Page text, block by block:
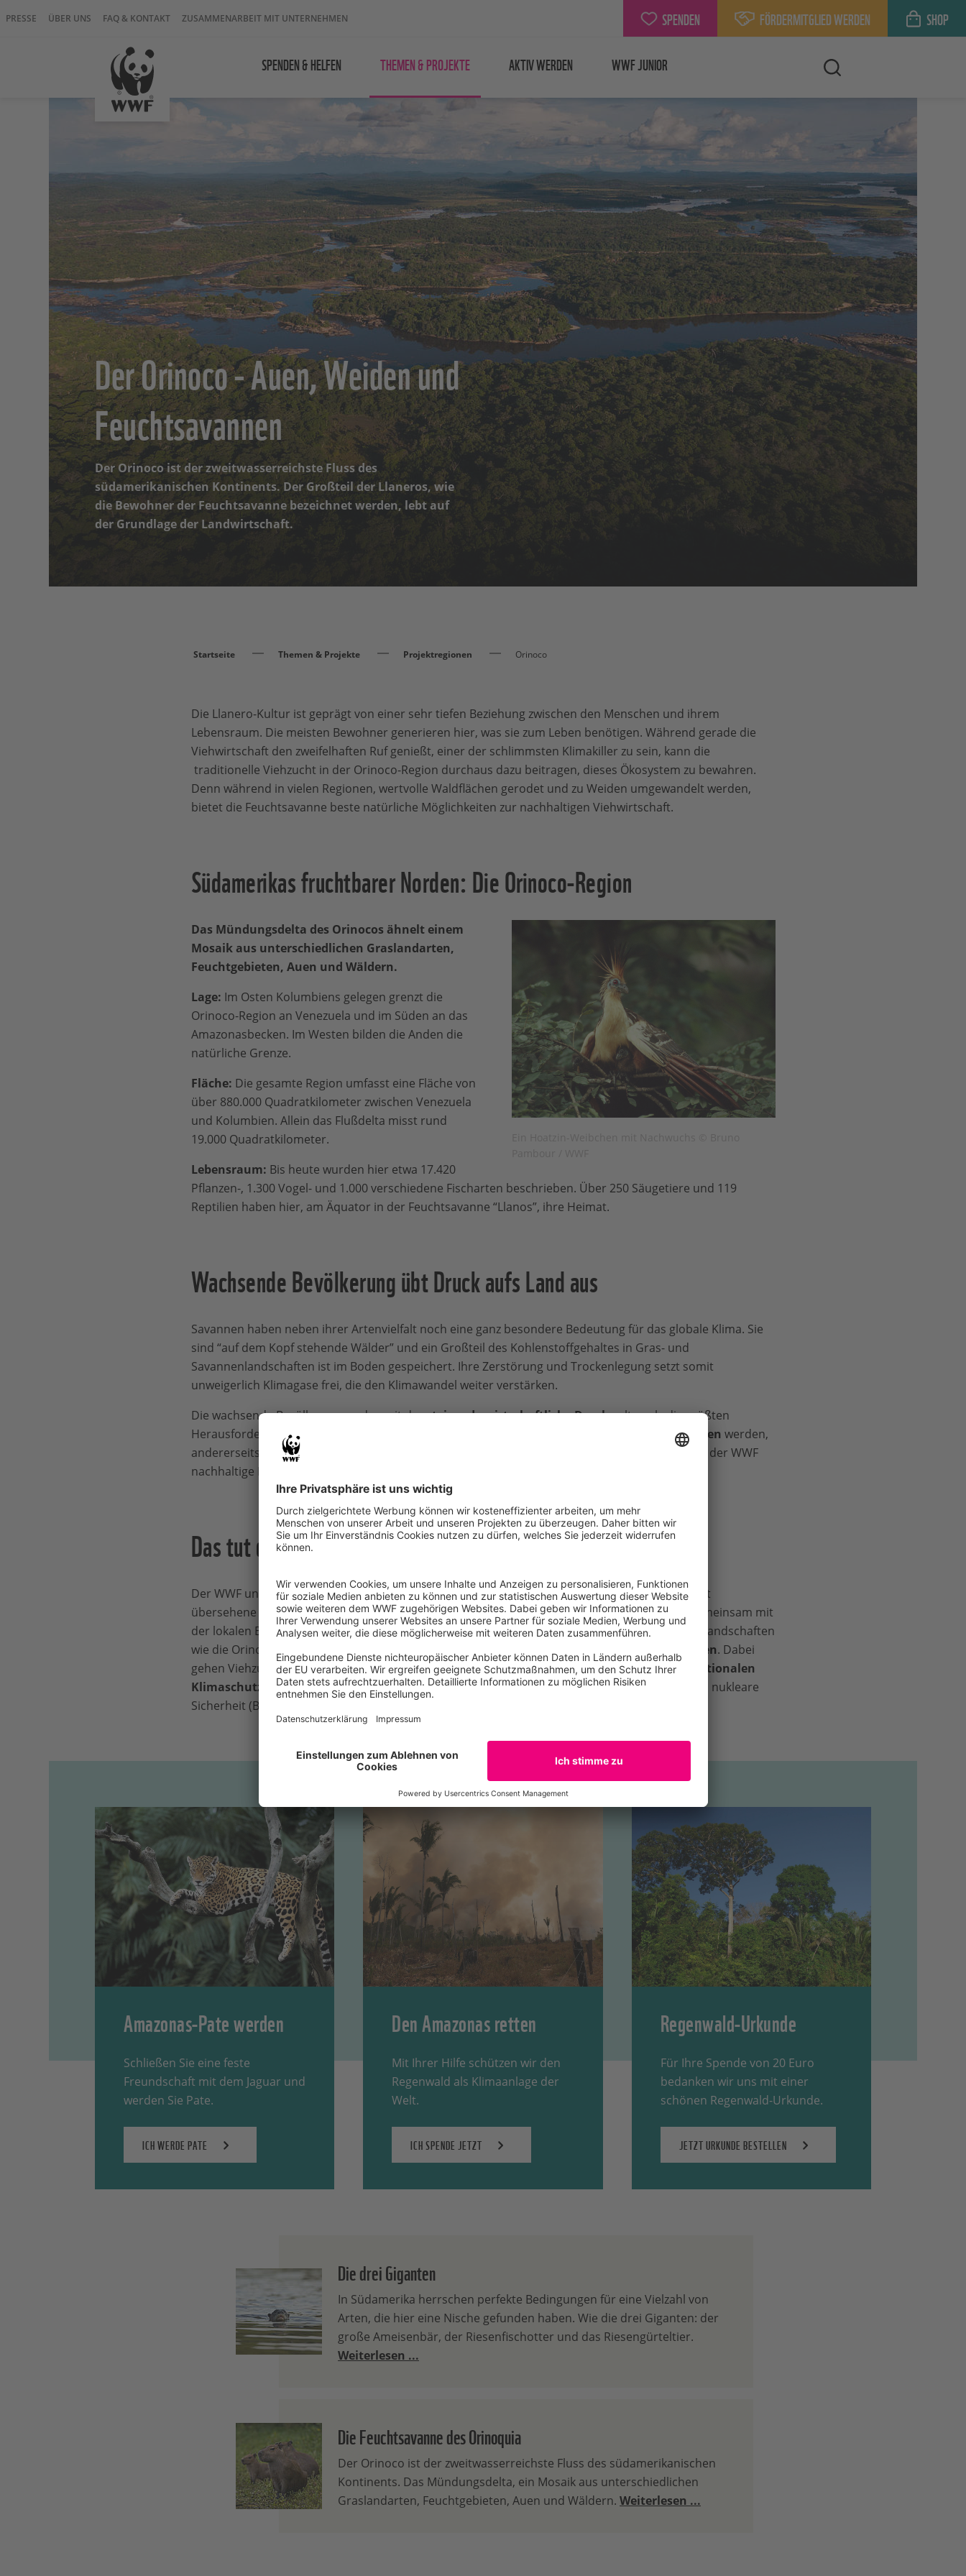
PRESSE ÜBER UNS FAQ & KONTAKT ZUSAMMENARBEIT MIT UNTERNEHMEN SPENDEN FÖRDERMITGLIED WERDEN SHOP
SPENDEN & HELFEN THEMEN & PROJEKTE AKTIV WERDEN WWF JUNIOR
Der Orinoco - Auen, Weiden und
Feuchtsavannen
Der Orinoco ist der zweitwasserreichste Fluss des
südamerikanischen Kontinents. Der Großteil der Llaneros, wie
die Bewohner der Feuchtsavanne bezeichnet werden, lebt auf
der Grundlage der Landwirtschaft.
Startseite Themen & Projekte Projektregionen Orinoco
Die Llanero-Kultur ist geprägt von einer sehr tiefen Beziehung zwischen den Menschen und ihrem
Lebensraum. Die meisten Bewohner generieren hier, was sie zum Leben benötigen. Während gerade die
Viehwirtschaft den zweifelhaften Ruf genießt, einer der schlimmsten Klimakiller zu sein, kann die
traditionelle Viehzucht in der Orinoco-Region durchaus dazu beitragen, dieses Ökosystem zu bewahren.
Denn während in vielen Regionen, wertvolle Waldflächen gerodet und zu Weiden umgewandelt werden,
bietet die Feuchtsavanne beste natürliche Möglichkeiten zur nachhaltigen Viehwirtschaft.
Südamerikas fruchtbarer Norden: Die Orinoco-Region
Das Mündungsdelta des Orinocos ähnelt einem
Mosaik aus unterschiedlichen Graslandarten,
Feuchtgebieten, Auen und Wäldern.
Lage: Im Osten Kolumbiens gelegen grenzt die
Orinoco-Region an Venezuela und im Süden an das
Amazonasbecken. Im Westen bilden die Anden die
natürliche Grenze.
Fläche: Die gesamte Region umfasst eine Fläche von
über 880.000 Quadratkilometer zwischen Venezuela
und Kolumbien. Allein das Flußdelta misst rund
19.000 Quadratkilometer.
Lebensraum: Bis heute wurden hier etwa 17.420
Pflanzen-, 1.300 Vogel- und 1.000 verschiedene Fischarten beschrieben. Über 250 Säugetiere und 119
Reptilien haben hier, am Äquator in der Feuchtsavanne “Llanos”, ihre Heimat.
Wachsende Bevölkerung übt Druck aufs Land aus
Savannen haben neben ihrer Artenvielfalt noch eine ganz besondere Bedeutung für das globale Klima. Sie
sind “auf dem Kopf stehende Wälder” und ein Großteil des Kohlenstoffgehaltes in Gras- und
Savannenlandschaften ist im Boden gespeichert. Ihre Zerstörung und Trockenlegung setzt somit
unweigerlich Klimagase frei, die den Klimawandel weiter verstärken.
Die wachsende Bevölkerung und somit dersteigende wirtschaftliche Druckgelten als die größten
Herausforderungen für Umweltschützer. Denn einerseits müssen
Lebensgrundlagen geschaffen werden,
andererseits dürfen
werden. Aus diesem Grund testet der WWF
nachhaltige Landnutzungspläne.
Das tut der WWF
Der WWF und die PartnerorganisationFundación Vida Silvestre Argentinasetzen sich für dieses oft
übersehene und unterschätzte Ökosystem ein. Im Rahmen eines Projekts arbeitet der WWF gemeinsam mit
der lokalen Bevölkerung inKolumbien ,ParaguayundArgentiniendaran, Savannen und Graslandschaften
wie die Orinoquia zu schützen, nachhaltig zu bewirtschaften und wo erforderlich zu
renaturieren. Dabei
gehen Viehzucht und der Schutz derArtenvielfaltHand in Hand. Das Projekt ist Teil derInternationalen
Klimaschutzinitiative (IKI). Das Bundesministerium für Umwelt, Klimaschutz, Naturschutz und nukleare
Sicherheit (BMU) fördert die Initiative aufgrund eines Beschlusses des Deutschen Bundestags.
Amazonas-Pate werden
Schließen Sie eine feste
Freundschaft mit dem Jaguar und
werden Sie Pate.
ICH WERDE PATE
Den Amazonas retten
Mit Ihrer Hilfe schützen wir den
Regenwald als Klimaanlage der
Welt.
ICH SPENDE JETZT
Regenwald-Urkunde
Für Ihre Spende von 20 Euro
bedanken wir uns mit einer
schönen Regenwald-Urkunde.
JETZT URKUNDE BESTELLEN
Die drei Giganten
In Südamerika herrschen perfekte Bedingungen für eine Vielzahl von
Arten, die hier eine Nische gefunden haben. Wie die drei Giganten: der
große Ameisenbär, der Riesenfischotter und das Riesengürteltier.
Weiterlesen ...
Die Feuchtsavanne des Orinoquia
Der Orinoco ist der zweitwasserreichste Fluss des südamerikanischen
Kontinents. Das Mündungsdelta, ein Mosaik aus unterschiedlichen
Graslandarten, Feuchtgebieten, Auen und Wäldern. Weiterlesen ...